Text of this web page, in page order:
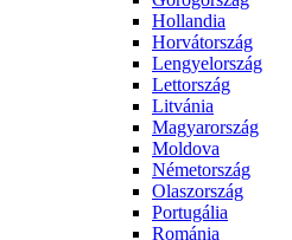
Hollandia
Horvátország
Lengyelország
Lettország
Litvánia
Magyarország
Moldova
Németország
Olaszország
Portugália
Románia